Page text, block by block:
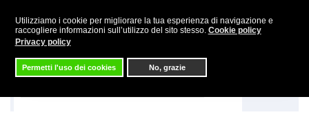
Utilizziamo i cookie per migliorare la tua esperienza di navigazione e
raccogliere informazioni sull’utilizzo del sito stesso. Cookie policy
Privacy policy
Permetti l'uso dei cookies No, grazie
Skip to main content